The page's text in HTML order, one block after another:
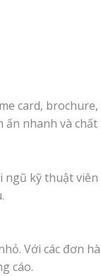
card,
nhanh và
kỹ thuật
Với các đơn
cáo.